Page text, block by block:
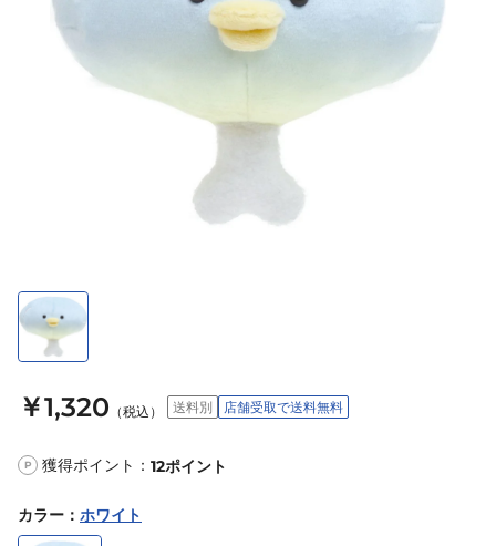
￥1,320 （税込） 送料別 店舗受取で送料無料
P 獲得ポイント： 12ポイント
カラー ： ホワイト